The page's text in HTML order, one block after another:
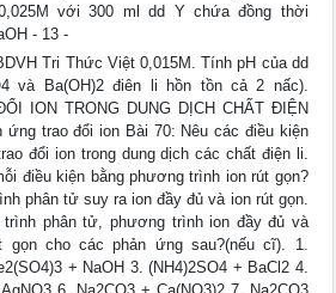
với 300 ml dd Y chứa đồng thời
- 13 -
Tri Thức Việt 0,015M. Tính pH của dd
và Ba(OH)2 điên li hồn tồn cả 2 nấc).
ION TRONG DUNG DỊCH CHẤT ĐIỆN
ứng trao đổi ion Bài 70: Nêu các điều kiện
đổi ion trong dung dịch các chất điện li.
điều kiện bằng phương trình ion rút gọn?
phân tử suy ra ion đầy đủ và ion rút gọn.
phân tử, phương trình ion đầy đủ và
gọn cho các phản ứng sau?(nếu cĩ). 1.
+ NaOH 3. (NH4)2SO4 + BaCl2 4.